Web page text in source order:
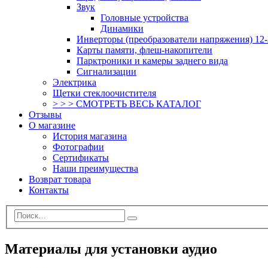
Звук
Головные устройства
Динамики
Инверторы (преобразователи напряжения)
Карты памяти, флеш-накопители
Парктроники и камеры заднего вида
Сигнализации
Электрика
Щетки стеклоочистителя
> > > СМОТРЕТЬ ВЕСЬ КАТАЛОГ
Отзывы
О магазине
История магазина
Фотографии
Сертификаты
Наши преимущества
Возврат товара
Контакты
Материалы для установки аудио